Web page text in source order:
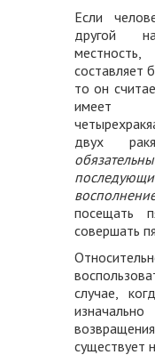
Если
другой
составляет
то он
имеет
двух
посещать
совершать
случае,
существует